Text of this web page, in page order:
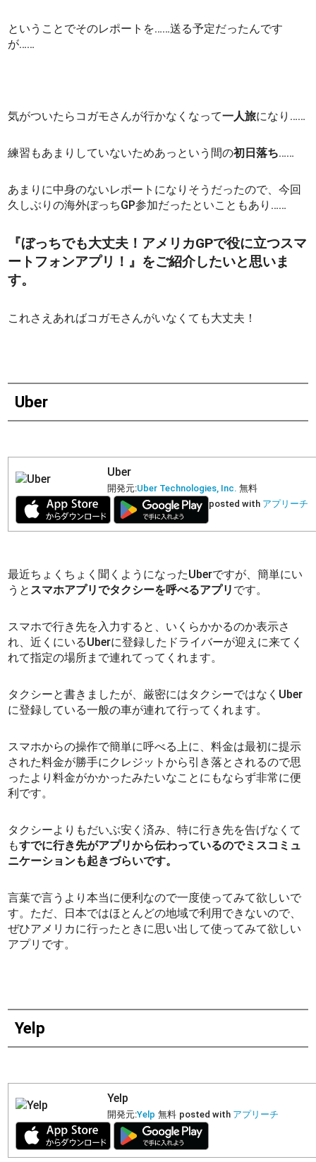
ということでそのレポートを……送る予定だったんです
が……
気がついたらコガモさんが行かなくなって一人旅になり……
練習もあまりしていないためあっという間の初日落ち……
あまりに中身のないレポートになりそうだったので、今回
久しぶりの海外ぼっちGP参加だったといこともあり……
『ぼっちでも大丈夫！アメリカGPで役に立つスマ
ートフォンアプリ！』をご紹介したいと思いま
す。
これさえあればコガモさんがいなくても大丈夫！
Uber
Uber
開発元:Uber Technologies, Inc. 無料
posted with アプリーチ
最近ちょくちょく聞くようになったUberですが、簡単にい
うと スマホアプリでタクシーを呼べるアプリ です。
スマホで行き先を入力すると、いくらかかるのか表示さ
れ、近くにいるUberに登録したドライバーが迎えに来てく
れて指定の場所まで連れてってくれます。
タクシーと書きましたが、厳密にはタクシーではなくUber
に登録している一般の車が連れて行ってくれます。
スマホからの操作で簡単に呼べる上に、料金は最初に提示
された料金が勝手にクレジットから引き落とされるので思
ったより料金がかかったみたいなことにもならず非常に便
利です。
タクシーよりもだいぶ安く済み、特に行き先を告げなくて
もすでに行き先がアプリから伝わっているのでミスコミュ
ニケーションも起きづらいです。
言葉で言うより本当に便利なので一度使ってみて欲しいで
す。ただ、日本ではほとんどの地域で利用できないので、
ぜひアメリカに行ったときに思い出して使ってみて欲しい
アプリです。
Yelp
Yelp
開発元:Yelp 無料 posted with アプリーチ